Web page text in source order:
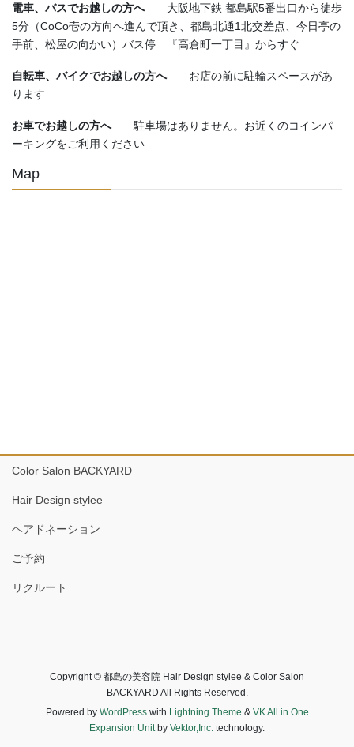
電車、バスでお越しの方へ 大阪地下鉄 都島駅5番出口から徒歩
5分（CoCo壱の方向へ進んで頂き、都島北通1北交差点、今日亭の
手前、松屋の向かい）バス停 『高倉町一丁目』からすぐ
自転車、バイクでお越しの方へ お店の前に駐輪スペースがあ
ります
お車でお越しの方へ 駐車場はありません。お近くのコインパ
ーキングをご利用ください
Map
Color Salon BACKYARD
Hair Design stylee
ヘアドネーション
ご予約
リクルート
Copyright © 都島の美容院 Hair Design stylee & Color Salon
BACKYARD All Rights Reserved.
Powered by WordPresswith Lightning Theme & VK All in One
Expansion Unitby Vektor,Inc. technology.